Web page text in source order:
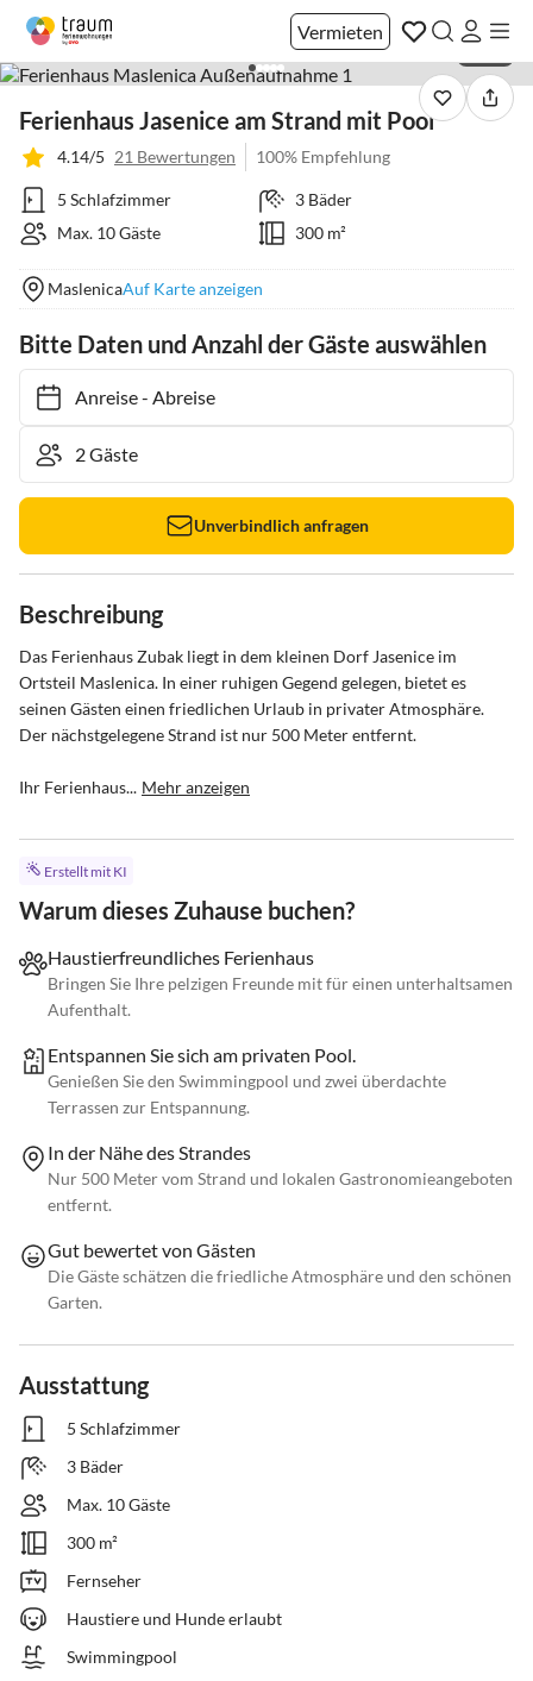
Vermieten
Ferienhaus Jasenice am Strand mit Pool
4.14/5 21 Bewertungen 100% Empfehlung
5 Schlafzimmer
3 Bäder
Max. 10 Gäste
300 m²
MaslenicaAuf Karte anzeigen
Bitte Daten und Anzahl der Gäste auswählen
Anreise- Abreise
Unverbindlich anfragen
Beschreibung
Das Ferienhaus Zubak liegt in dem kleinen Dorf Jasenice im
Ortsteil Maslenica. In einer ruhigen Gegend gelegen, bietet es
seinen Gästen einen friedlichen Urlaub in privater Atmosphäre.
Der nächstgelegene Strand ist nur 500 Meter entfernt.
Ihr Ferienhaus... Mehr anzeigen
Erstellt mit KI
Warum dieses Zuhause buchen?
Haustierfreundliches Ferienhaus
Bringen Sie Ihre pelzigen Freunde mit für einen unterhaltsamen
Aufenthalt.
Entspannen Sie sich am privaten Pool.
Genießen Sie den Swimmingpool und zwei überdachte
Terrassen zur Entspannung.
In der Nähe des Strandes
Nur 500 Meter vom Strand und lokalen Gastronomieangeboten
entfernt.
Gut bewertet von Gästen
Die Gäste schätzen die friedliche Atmosphäre und den schönen
Garten.
Ausstattung
5 Schlafzimmer
3 Bäder
Max. 10 Gäste
300 m²
Fernseher
Haustiere und Hunde erlaubt
Swimmingpool